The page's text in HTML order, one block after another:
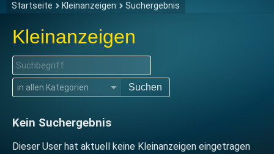
Startseite Kleinanzeigen Suchergebnis
Kleinanzeigen
▼ Suchen
Kein Suchergebnis
Dieser User hat aktuell keine Kleinanzeigen eingetragen